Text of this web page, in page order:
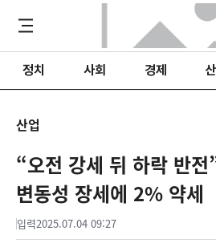
정치 사회 경제
산업
“오전 강세 뒤 하락 반
변동성 장세에 2% 약세
입력2025.07.04 09:27